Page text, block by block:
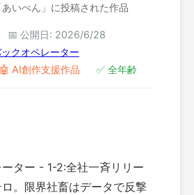
いぺん」に投稿された作品
📅 公開日: 2026/6/28
クオペレーター
🤖 AI創作支援作品 ✅ 全年齢
ター - 1-2:全社一斉リリー
。限界社畜はデータで反撃